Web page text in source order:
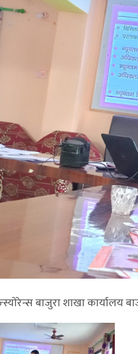
बाजुरा शाखा कार्यालय